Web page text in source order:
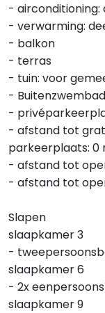
- airconditioning:
- verwarming:
- balkon
- terras
- tuin: voor
- Buitenzwembad
-
- afstand tot
parkeerplaats: 0
- afstand tot
- afstand tot
Slapen
slaapkamer 3
-
slaapkamer 6
- 2x
slaapkamer 9